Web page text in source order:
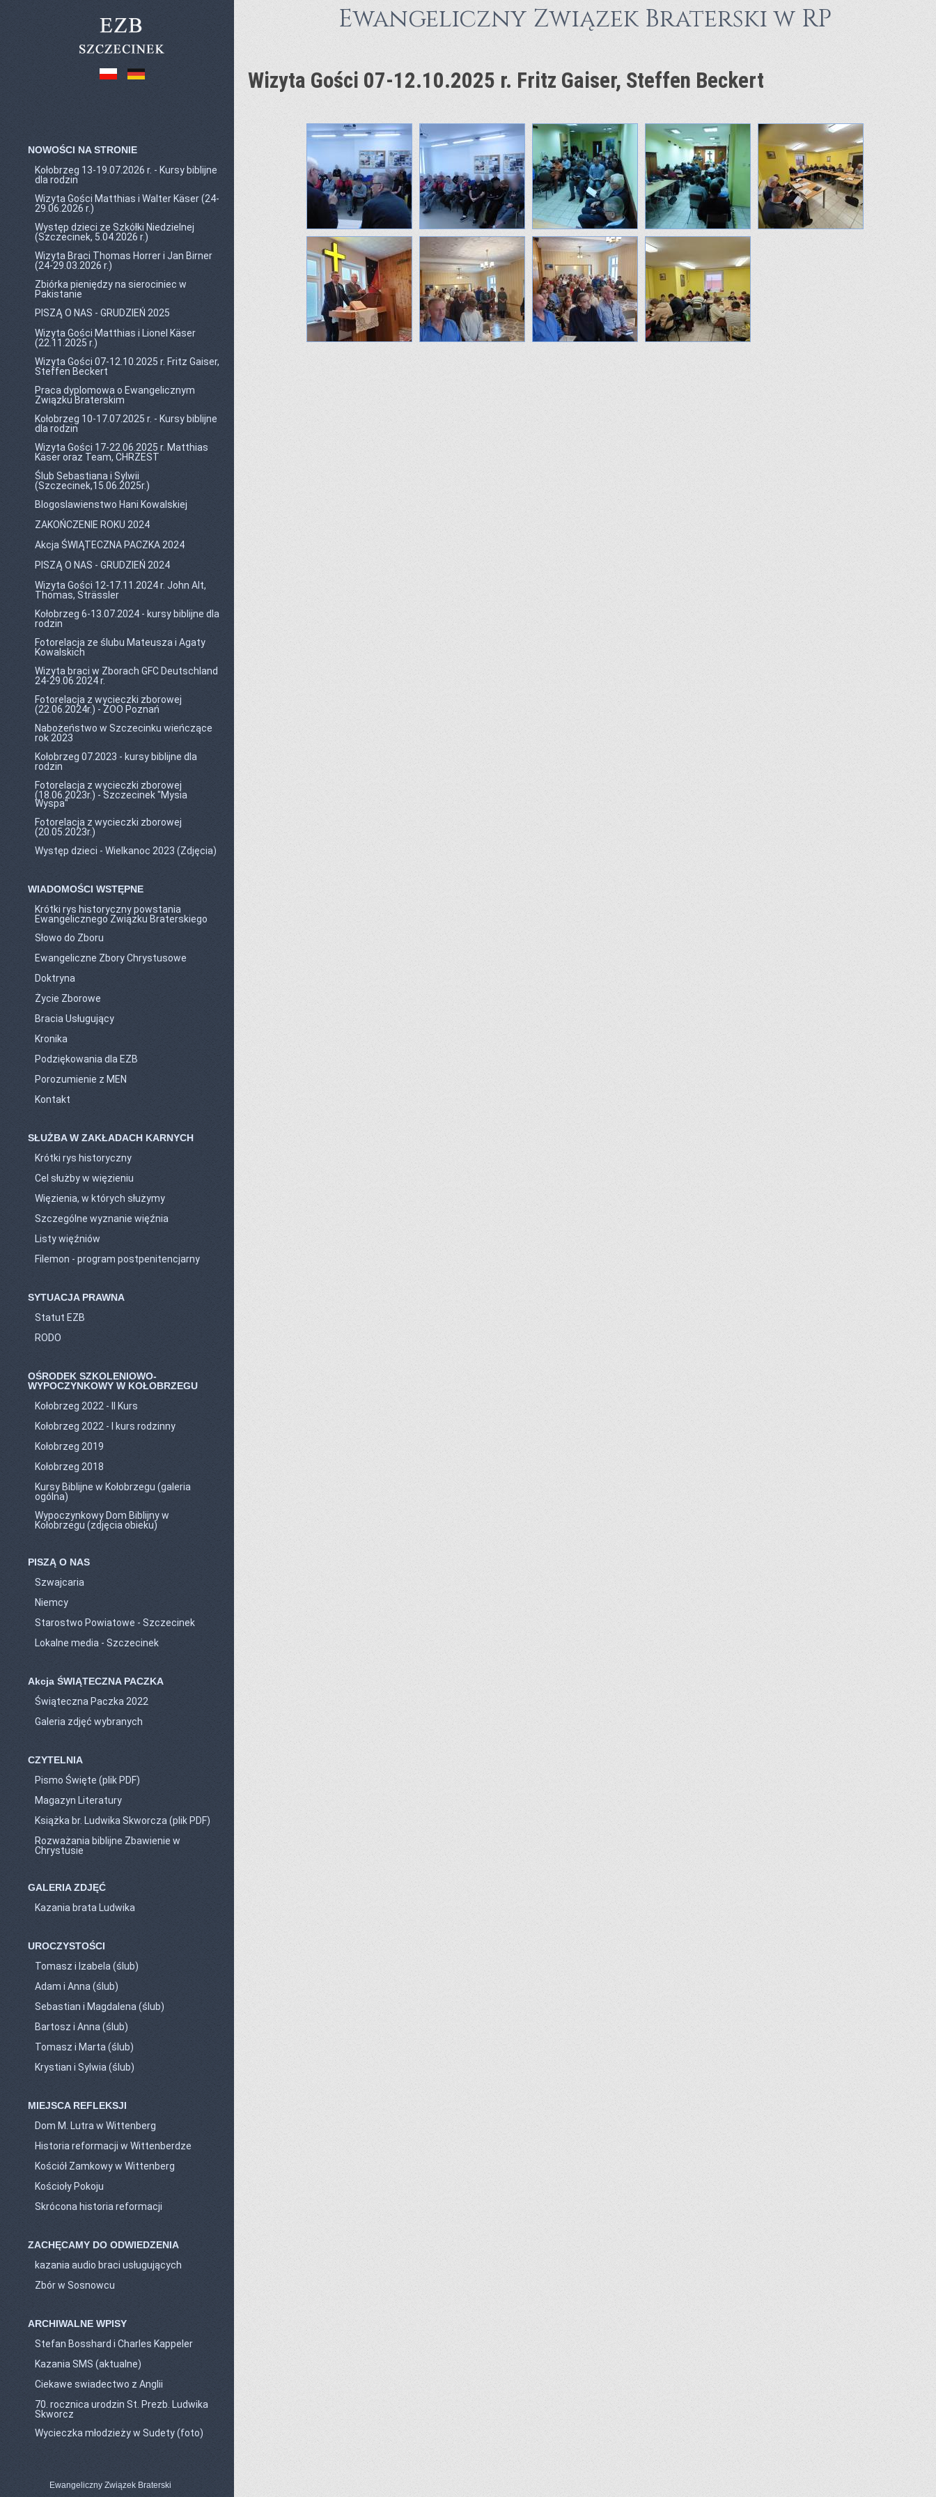
NOWOŚCI NA STRONIE
Kołobrzeg 13-19.07.2026 r. - Kursy biblijne
dla rodzin
Wizyta Gości Matthias i Walter Käser (24-
29.06.2026 r.)
Występ dzieci ze Szkółki Niedzielnej
(Szczecinek, 5.04.2026 r.)
Wizyta Braci Thomas Horrer i Jan Birner
(24-29.03.2026 r.)
Zbiórka pieniędzy na sierociniec w
Pakistanie
PISZĄ O NAS - GRUDZIEŃ 2025
Wizyta Gości Matthias i Lionel Käser
(22.11.2025 r.)
Wizyta Gości 07-12.10.2025 r. Fritz Gaiser,
Steffen Beckert
Praca dyplomowa o Ewangelicznym
Związku Braterskim
Kołobrzeg 10-17.07.2025 r. - Kursy biblijne
dla rodzin
Wizyta Gości 17-22.06.2025 r. Matthias
Käser oraz Team, CHRZEST
Ślub Sebastiana i Sylwii
(Szczecinek,15.06.2025r.)
Blogoslawienstwo Hani Kowalskiej
ZAKOŃCZENIE ROKU 2024
Akcja ŚWIĄTECZNA PACZKA 2024
PISZĄ O NAS - GRUDZIEŃ 2024
Wizyta Gości 12-17.11.2024 r. John Alt,
Thomas, Strässler
Kołobrzeg 6-13.07.2024 - kursy biblijne dla
rodzin
Fotorelacja ze ślubu Mateusza i Agaty
Kowalskich
Wizyta braci w Zborach GFC Deutschland
24-29.06.2024 r.
Fotorelacja z wycieczki zborowej
(22.06.2024r.) - ZOO Poznań
Nabożeństwo w Szczecinku wieńczące
rok 2023
Kołobrzeg 07.2023 - kursy biblijne dla
rodzin
Fotorelacja z wycieczki zborowej
(18.06.2023r.) - Szczecinek "Mysia
Wyspa"
Fotorelacja z wycieczki zborowej
(20.05.2023r.)
Występ dzieci - Wielkanoc 2023 (Zdjęcia)
WIADOMOŚCI WSTĘPNE
Krótki rys historyczny powstania
Ewangelicznego Związku Braterskiego
Słowo do Zboru
Ewangeliczne Zbory Chrystusowe
Doktryna
Życie Zborowe
Bracia Usługujący
Kronika
Podziękowania dla EZB
Porozumienie z MEN
Kontakt
SŁUŻBA W ZAKŁADACH KARNYCH
Krótki rys historyczny
Cel służby w więzieniu
Więzienia, w których służymy
Szczególne wyznanie więźnia
Listy więźniów
Filemon - program postpenitencjarny
SYTUACJA PRAWNA
Statut EZB
RODO
OŚRODEK SZKOLENIOWO-
WYPOCZYNKOWY W KOŁOBRZEGU
Kołobrzeg 2022 - II Kurs
Kołobrzeg 2022 - I kurs rodzinny
Kołobrzeg 2019
Kołobrzeg 2018
Kursy Biblijne w Kołobrzegu (galeria
ogólna)
Wypoczynkowy Dom Biblijny w
Kołobrzegu (zdjęcia obieku)
PISZĄ O NAS
Szwajcaria
Niemcy
Starostwo Powiatowe - Szczecinek
Lokalne media - Szczecinek
Akcja ŚWIĄTECZNA PACZKA
Świąteczna Paczka 2022
Galeria zdjęć wybranych
CZYTELNIA
Pismo Święte (plik PDF)
Magazyn Literatury
Książka br. Ludwika Skworcza (plik PDF)
Rozważania biblijne Zbawienie w
Chrystusie
GALERIA ZDJĘĆ
Kazania brata Ludwika
UROCZYSTOŚCI
Tomasz i Izabela (ślub)
Adam i Anna (ślub)
Sebastian i Magdalena (ślub)
Bartosz i Anna (ślub)
Tomasz i Marta (ślub)
Krystian i Sylwia (ślub)
MIEJSCA REFLEKSJI
Dom M. Lutra w Wittenberg
Historia reformacji w Wittenberdze
Kościół Zamkowy w Wittenberg
Kościoły Pokoju
Skrócona historia reformacji
ZACHĘCAMY DO ODWIEDZENIA
kazania audio braci usługujących
Zbór w Sosnowcu
ARCHIWALNE WPISY
Stefan Bosshard i Charles Kappeler
Kazania SMS (aktualne)
Ciekawe swiadectwo z Anglii
70. rocznica urodzin St. Prezb. Ludwika
Skworcz
Wycieczka młodzieży w Sudety (foto)
Ewangeliczny Związek Braterski
Ewangeliczny Związek Braterski w RP
Wizyta Gości 07-12.10.2025 r. Fritz Gaiser, Steffen Beckert